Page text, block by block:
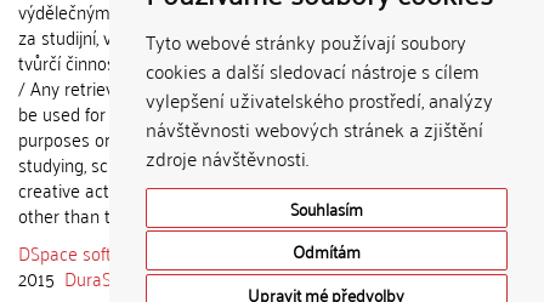
Tyto webové stránky používají soubory
cookies a další sledovací nástroje s cílem
vylepšení uživatelského prostředí, analýzy
návštěvnosti webových stránek a zjištění
zdroje návštěvnosti.
Souhlasím
Odmítám
Upravit mé předvolby
výdělečným účelům nebo vydávány
za studijní, vědeckou nebo jinou
tvůrčí činnost jiné osoby než autora.
/ Any retrieved information shall not
be used for any commercial
purposes or claimed as results of
studying, scientific or any other
creative activities of any person
other than the author.
DSpace software
copyright © 2002-
2015 DuraSpace